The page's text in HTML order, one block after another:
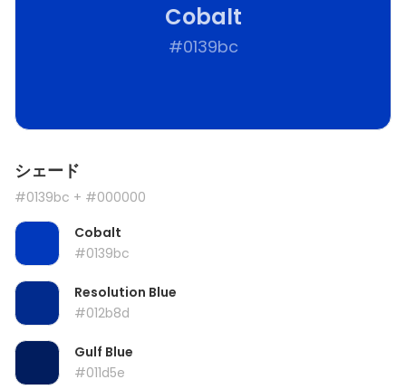
Cobalt
#0139bc
シェード
#0139bc + #000000
Cobalt
#0139bc
Resolution Blue
#012b8d
Gulf Blue
#011d5e